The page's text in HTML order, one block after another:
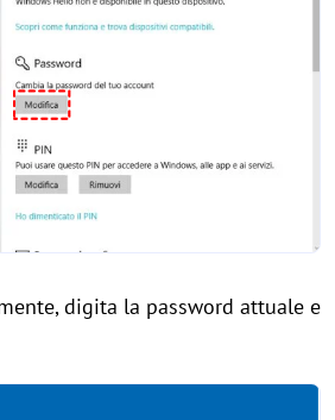
digita la password attuale e